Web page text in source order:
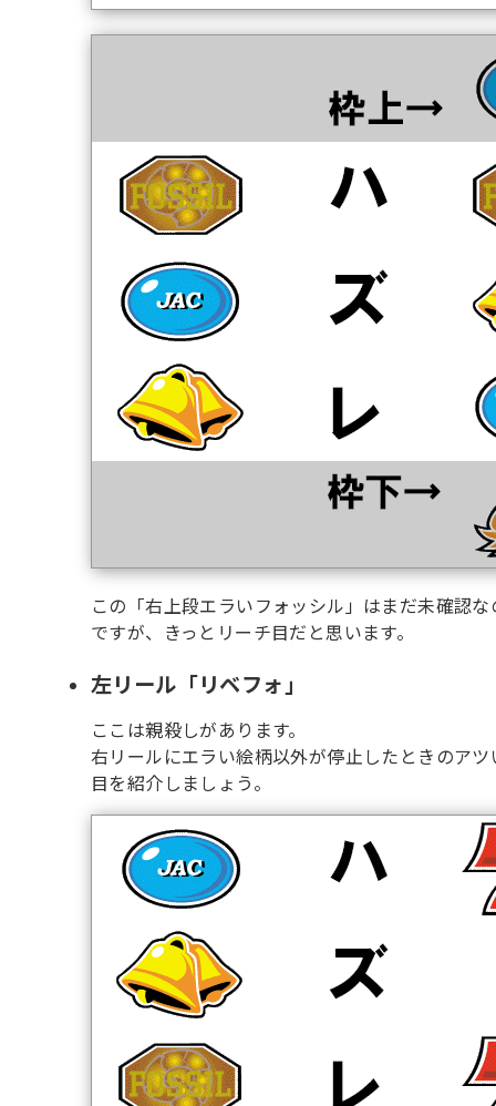
この「右上段エラいフォッシル」はまだ未確認な
ですが、きっとリーチ目だと思います。
左リール「リベフォ」
ここは親殺しがあります。
右リールにエラい絵柄以外が停止したときのアツ
目を紹介しましょう。